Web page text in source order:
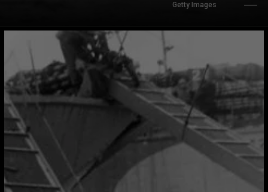
Getty Images